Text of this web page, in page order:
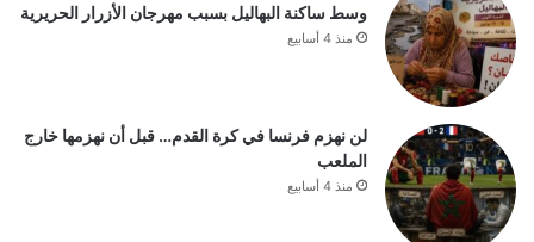
وسط ساكنة البهاليل بسبب مهرجان الأزرار الحريرية
منذ 4 أسابيع
لن نهزم فرنسا في كرة القدم… قبل أن نهزمها خارج
الملعب
منذ 4 أسابيع